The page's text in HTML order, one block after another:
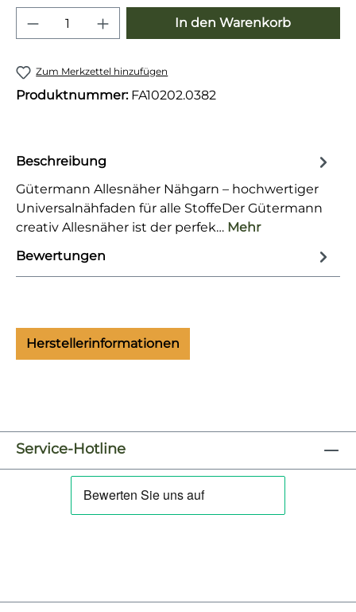
Produkt Anzahl: Gib den
In den Warenkorb
Zum Merkzettel hinzufügen
Produktnummer: FA10202.0382
Beschreibung
Gütermann Allesnäher Nähgarn – hochwertiger
Universalnähfaden für alle StoffeDer Gütermann
creativ Allesnäher ist der perfek… Mehr
Bewertungen
Herstellerinformationen
Service-Hotline